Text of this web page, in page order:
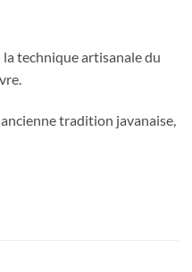
technique artisanale du
tradition javanaise,